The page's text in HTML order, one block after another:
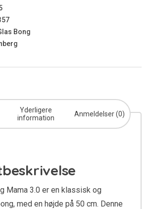
Bong
Yderligere
information
Anmeldelser (0)
Mama 3.0 er en klassisk og
med en højde på 50 cm. Denne